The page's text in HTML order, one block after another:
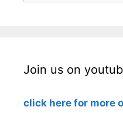
Join us on
click here for more